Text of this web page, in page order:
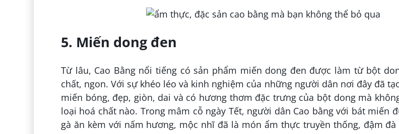
5. Miến dong đen
Từ lâu, Cao Bằng nổi tiếng có sản phẩm miến dong đen được làm từ bột
chất, ngon. Với sự khéo léo và kinh nghiệm của những người dân nơi đây đã
miến bóng, đẹp, giòn, dai và có hương thơm đặc trưng của bột dong mà
loại hoá chất nào. Trong mâm cỗ ngày Tết, người dân Cao bằng với bát miến
gà ăn kèm với nấm hương, mộc nhĩ đã là món ẩm thực truyền thống, đậm đà